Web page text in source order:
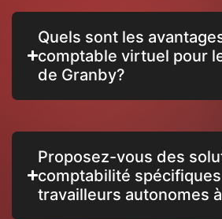
Quels sont les
comptable virtuel pour
de Granby?
Proposez-vous des
comptabilité
travailleurs autonomes